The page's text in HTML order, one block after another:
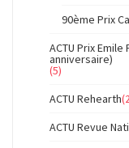
90ème Prix
ACTU Prix
anniversaire)
(5)
ACTU Rehearth
ACTU Revue